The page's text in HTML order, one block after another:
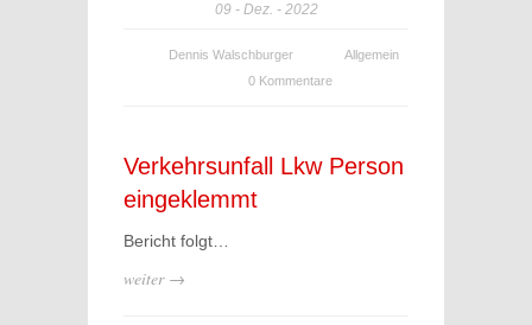
09 Dez. 2022
Dennis Walschburger
Allgemein
0 Kommentare
Verkehrsunfall Lkw Person
eingeklemmt
Bericht folgt…
weiter →